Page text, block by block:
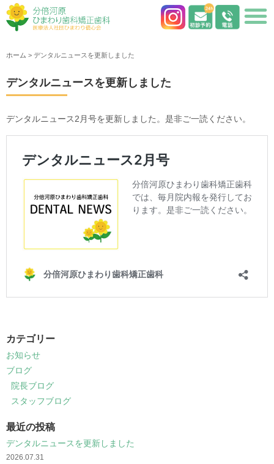
ホーム > デンタルニュースを更新しました
デンタルニュースを更新しました
デンタルニュース2月号を更新しました。是非ご一読ください。
カテゴリー
お知らせ
ブログ
院長ブログ
スタッフブログ
最近の投稿
デンタルニュースを更新しました
2026.07.31